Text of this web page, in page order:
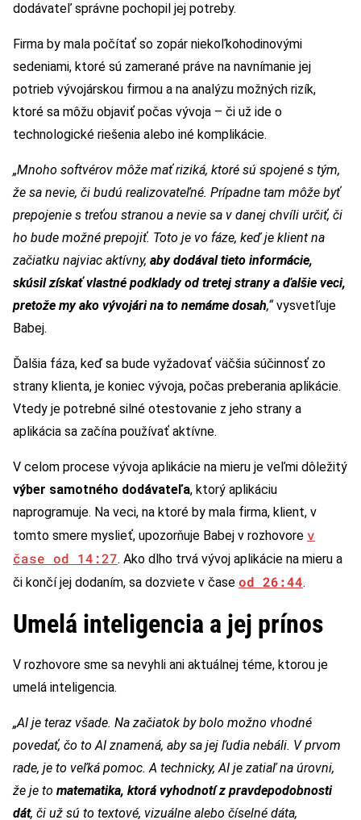
dodávateľ správne pochopil jej potreby.
Firma by mala počítať so zopár niekoľkohodinovými
sedeniami, ktoré sú zamerané práve na navnímanie jej
potrieb vývojárskou firmou a na analýzu možných rizík,
ktoré sa môžu objaviť počas vývoja – či už ide o
technologické riešenia alebo iné komplikácie.
„Mnoho softvérov môže mať riziká, ktoré sú spojené s tým,
že sa nevie, či budú realizovateľné. Prípadne tam môže byť
prepojenie s treťou stranou a nevie sa v danej chvíli určiť, či
ho bude možné prepojiť. Toto je vo fáze, keď je klient na
začiatku najviac aktívny, aby dodával tieto informácie,
skúsil získať vlastné podklady od tretej strany a ďalšie veci,
pretože my ako vývojári na to nemáme dosah,“ vysvetľuje
Babej.
Ďalšia fáza, keď sa bude vyžadovať väčšia súčinnosť zo
strany klienta, je koniec vývoja, počas preberania aplikácie.
Vtedy je potrebné silné otestovanie z jeho strany a
aplikácia sa začína používať aktívne.
V celom procese vývoja aplikácie na mieru je veľmi dôležitý
výber samotného dodávateľa, ktorý aplikáciu
naprogramuje. Na veci, na ktoré by mala firma, klient, v
tomto smere myslieť, upozorňuje Babej v rozhovore v
čase od 14:27. Ako dlho trvá vývoj aplikácie na mieru a
či končí jej dodaním, sa dozviete v čase od 26:44.
Umelá inteligencia a jej prínos
V rozhovore sme sa nevyhli ani aktuálnej téme, ktorou je
umelá inteligencia.
„AI je teraz všade. Na začiatok by bolo možno vhodné
povedať, čo to AI znamená, aby sa jej ľudia nebáli. V prvom
rade, je to veľká pomoc. A technicky, AI je zatiaľ na úrovni,
že je to matematika, ktorá vyhodnotí z pravdepodobnosti
dát, či už sú to textové, vizuálne alebo číselné dáta,